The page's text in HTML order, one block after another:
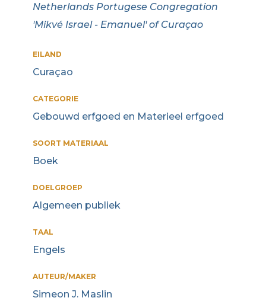
Netherlands Portugese Congregation
'Mikvé Israel - Emanuel' of Curaçao
EILAND
Curaçao
CATEGORIE
Gebouwd erfgoed en Materieel erfgoed
SOORT MATERIAAL
Boek
DOELGROEP
Algemeen publiek
TAAL
Engels
AUTEUR/MAKER
Simeon J. Maslin